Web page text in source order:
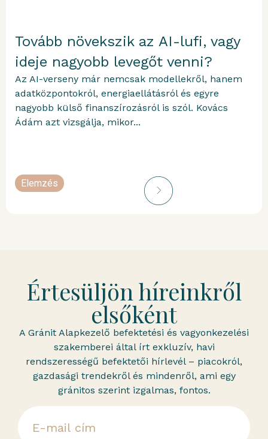
Tovább növekszik az AI-lufi, vagy
ideje nagyobb levegőt venni?
Az AI-verseny már nemcsak modellekről, hanem
adatközpontokról, energiaellátásról és egyre
nagyobb külső finanszírozásról is szól. Kovács
Ádám azt vizsgálja, mikor...
Elemzés
Értesüljön híreinkről
elsőként
A Gránit Alapkezelő befektetési és vagyonkezelési
szakemberei által írt exkluzív, havi
rendszerességű befektetői hírlevél – piacokról,
gazdasági trendekről és mindenről, ami egy
gránitos szerint izgalmas, fontos.